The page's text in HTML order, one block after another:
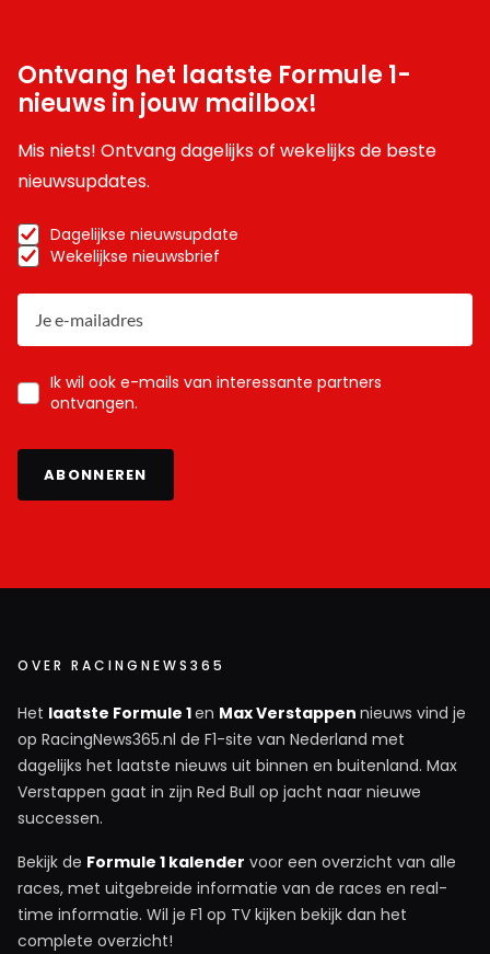
Ontvang het laatste Formule 1-
nieuws in jouw mailbox!
Mis niets! Ontvang dagelijks of wekelijks de beste
nieuwsupdates.
Dagelijkse nieuwsupdate
Wekelijkse nieuwsbrief
Ik wil ook e-mails van interessante partners
ontvangen.
ABONNEREN
OVER RACINGNEWS365
Het laatste Formule 1en Max Verstappen nieuws vind je
op RacingNews365.nl de F1-site van Nederland met
dagelijks het laatste nieuws uit binnen en buitenland. Max
Verstappen gaat in zijn Red Bull op jacht naar nieuwe
successen.
Bekijk de Formule 1 kalender voor een overzicht van alle
races, met uitgebreide informatie van de races en real-
time informatie. Wil je F1 op TV kijken bekijk dan het
complete overzicht!